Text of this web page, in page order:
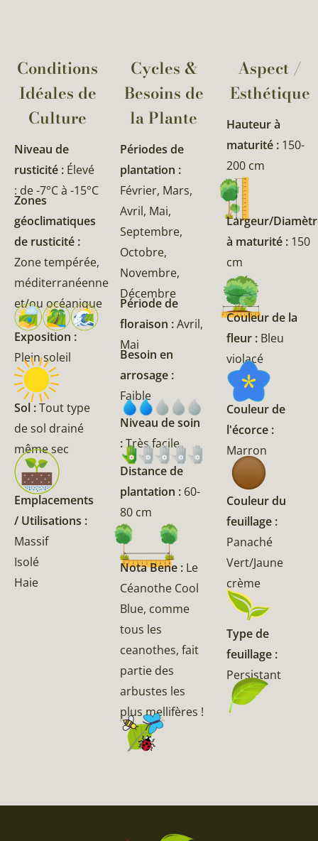
Conditions
Idéales de
Culture
Niveau de
rusticité : Élevé
: de -7°C à -15°C
Zones
géoclimatiques
de rusticité :
Zone tempérée,
méditerranéenne
et/ou océanique
Exposition :
Plein soleil
Sol :Tout type
de sol drainé
même sec
Emplacements
/ Utilisations :
Massif
Isolé
Haie
Cycles &
Besoins de
la Plante​
Périodes de
plantation :
Février, Mars,
Avril, Mai,
Septembre,
Octobre,
Novembre,
Décembre
Période de
floraison :Avril,
Mai
Besoin en
arrosage :
Faible
Niveau de soin
:Très facile
Distance de
plantation : 60-
80 cm
Nota Bene : Le
Céanothe Cool
Blue, comme
tous les
ceanothes, fait
partie des
arbustes les
plus mellifères !
Aspect /
Esthétique
Hauteur à
maturité : 150-
200 cm
Largeur/
à maturité : 150
cm
Couleur de la
fleur : Bleu
violacé
Couleur de
l'écorce :
Marron
Couleur du
feuillage :
Panaché
Vert/Jaune
crème
Type de
feuillage :
Persistant